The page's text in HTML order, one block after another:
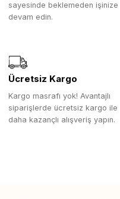
sayesinde beklemeden işinize
devam edin.
Ücretsiz Kargo
Kargo masrafı yok! Avantajlı
siparişlerde ücretsiz kargo ile
daha kazançlı alışveriş yapın.